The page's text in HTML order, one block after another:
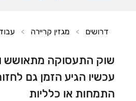
דרושים > מגזין קריירה >
שוק התעסוקה מתאושש
עכשיו הגיע הזמן גם
התמחות או כלליות